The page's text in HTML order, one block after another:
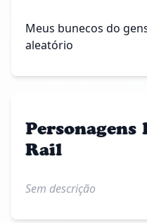
Meus bunecos do
aleatório
Rail
Sem descrição